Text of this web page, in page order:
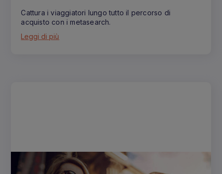
Cattura i viaggiatori lungo tutto il percorso di
acquisto con i metasearch.
Leggi di più